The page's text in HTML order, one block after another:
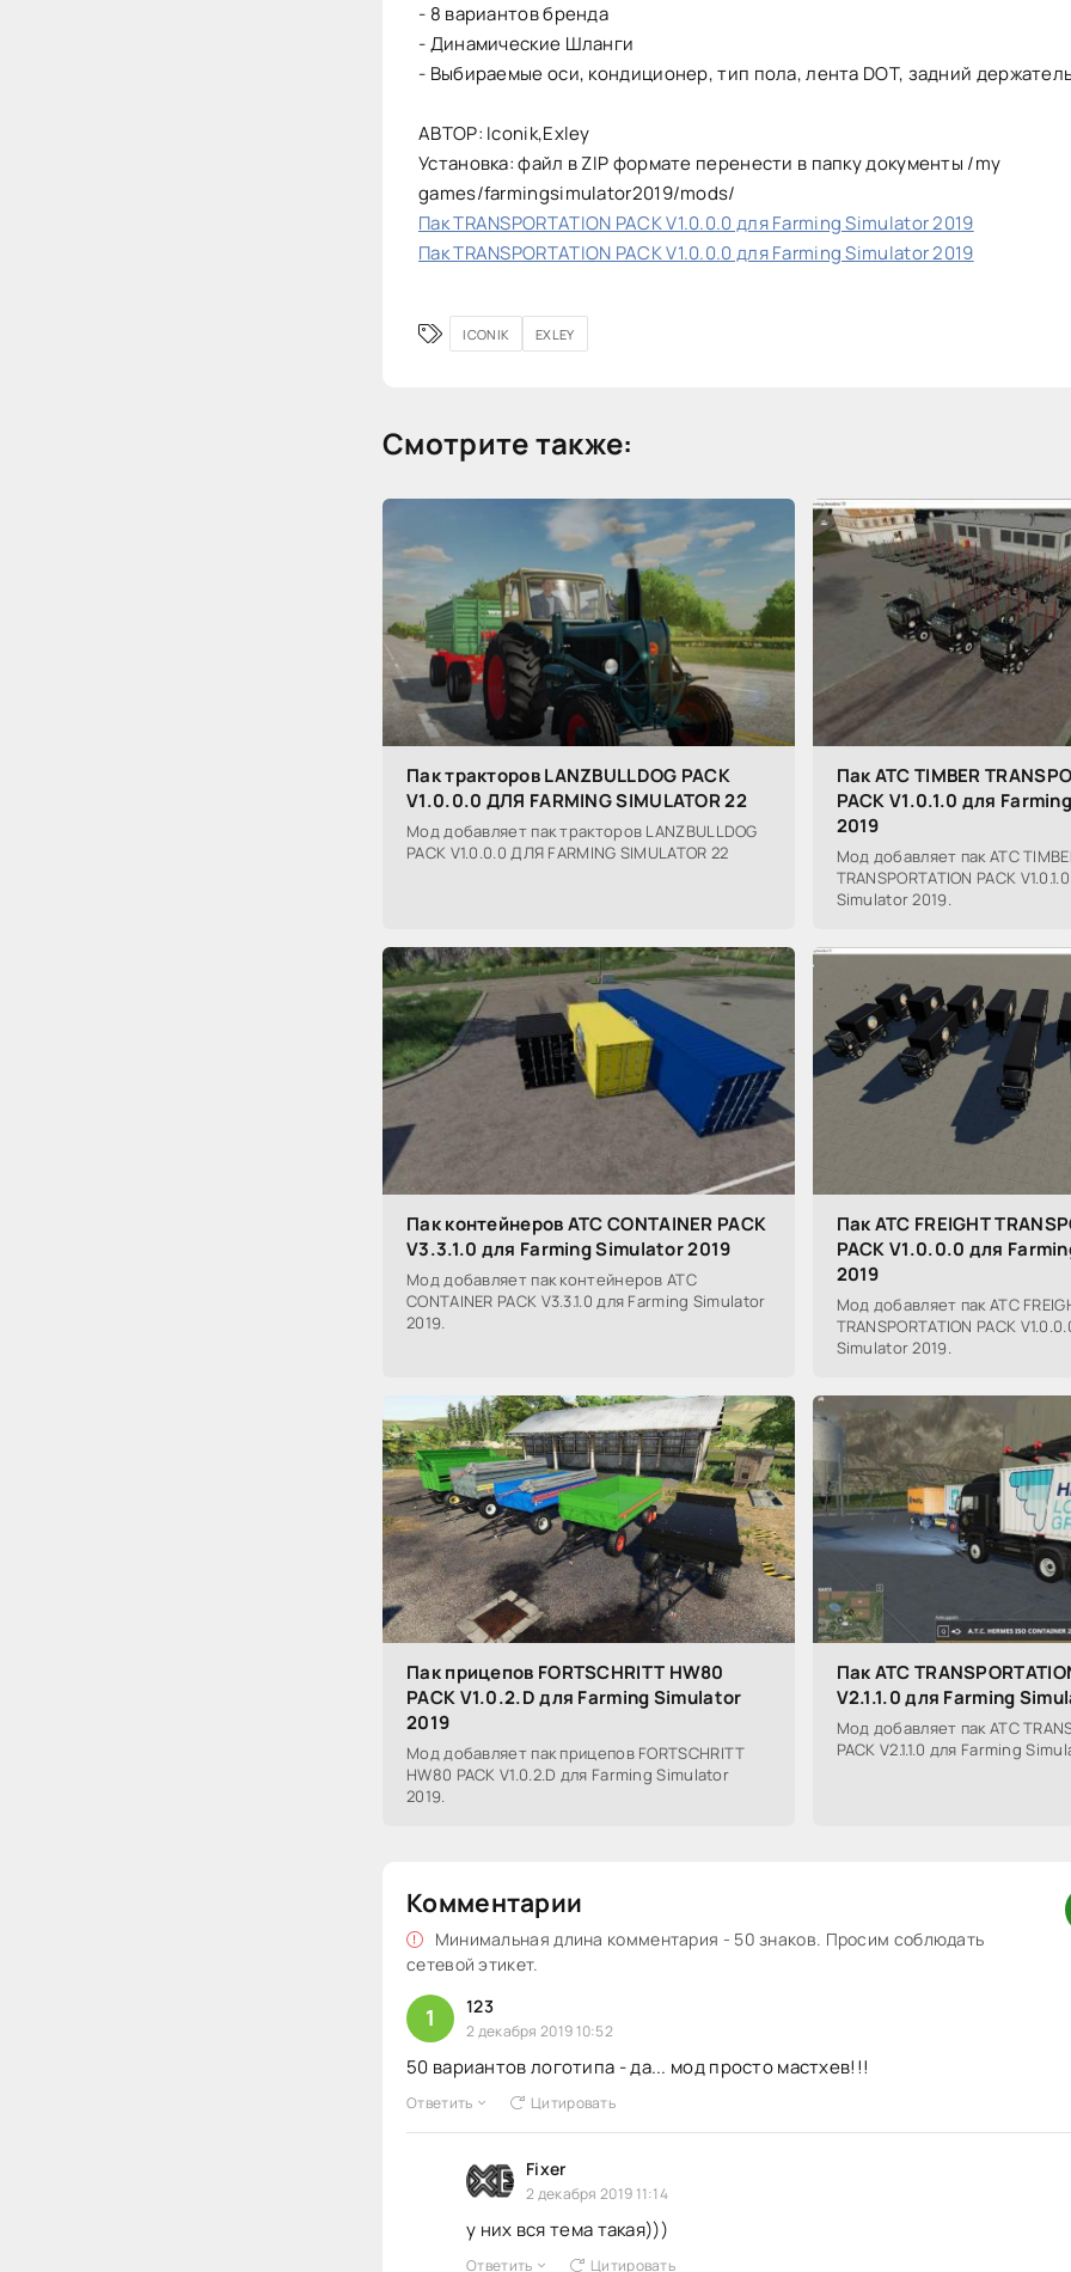
- 8 вариантов бренда
- Динамические Шланги
- Выбираемые оси, кондиционер, тип пола, лента DOT, задний
АВТОР: Iconik,Exley
Установка: файл в ZIP формате перенести в папку документы /my
games/farmingsimulator2019/mods/
Пак TRANSPORTATION PACK V1.0.0.0 для Farming Simulator 2019
Пак TRANSPORTATION PACK V1.0.0.0 для Farming Simulator 2019
ICONIK EXLEY
Смотрите также:
Пак тракторов LANZBULLDOG PACK
V1.0.0.0 ДЛЯ FARMING SIMULATOR 22
Мод добавляет пак тракторов LANZBULLDOG
PACK V1.0.0.0 ДЛЯ FARMING SIMULATOR 22
Пак ATC TIMBER
PACK V1.0.1.0 для
2019
Мод добавляет пак ATC
TRANSPORTATION PACK
Simulator 2019.
Пак контейнеров ATC CONTAINER PACK
V3.3.1.0 для Farming Simulator 2019
Мод добавляет пак контейнеров ATC
CONTAINER PACK V3.3.1.0 для Farming Simulator
2019.
Пак ATC FREIGHT
PACK V1.0.0.0 для
2019
Мод добавляет пак ATC
TRANSPORTATION PACK
Simulator 2019.
Пак прицепов FORTSCHRITT HW80
PACK V1.0.2.D для Farming Simulator
2019
Мод добавляет пак прицепов FORTSCHRITT
HW80 PACK V1.0.2.D для Farming Simulator
2019.
Пак ATC
V2.1.1.0 для Farming
Мод добавляет пак ATC
PACK V2.1.1.0 для Farming
Комментарии
Минимальная длина комментария - 50 знаков. Просим соблюдать
сетевой этикет.
1 123
2 декабря 2019 10:52
50 вариантов логотипа - да... мод просто мастхев!!!
Ответить Цитировать
Fixer
2 декабря 2019 11:14
у них вся тема такая)))
Ответить Цитировать